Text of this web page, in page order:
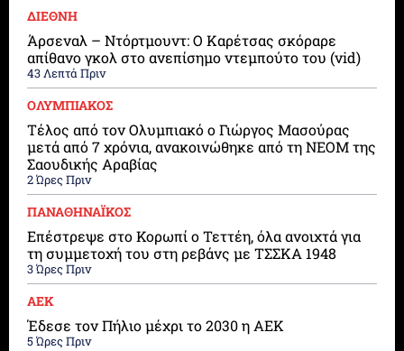
ΔΙΕΘΝΗ
Άρσεναλ – Ντόρτμουντ: Ο Καρέτσας σκόραρε
απίθανο γκολ στο ανεπίσημο ντεμπούτο του (vid)
43 Λεπτά Πριν
ΟΛΥΜΠΙΑΚΟΣ
Τέλος από τον Ολυμπιακό ο Γιώργος Μασούρας
μετά από 7 χρόνια, ανακοινώθηκε από τη ΝΕΟΜ της
Σαουδικής Αραβίας
2 Ώρες Πριν
ΠΑΝΑΘΗΝΑΪΚΟΣ
Επέστρεψε στο Κορωπί ο Τεττέη, όλα ανοιχτά για
τη συμμετοχή του στη ρεβάνς με ΤΣΣΚΑ 1948
3 Ώρες Πριν
ΑΕΚ
Έδεσε τον Πήλιο μέχρι το 2030 η ΑΕΚ
5 Ώρες Πριν